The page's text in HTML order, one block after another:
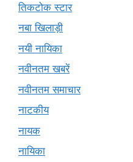
तिकटोक स्टार
नबा खिलाड़ी
नयी नायिका
नवीनतम खबरें
नवीनतम समाचार
नाटकीय
नायक
नायिका